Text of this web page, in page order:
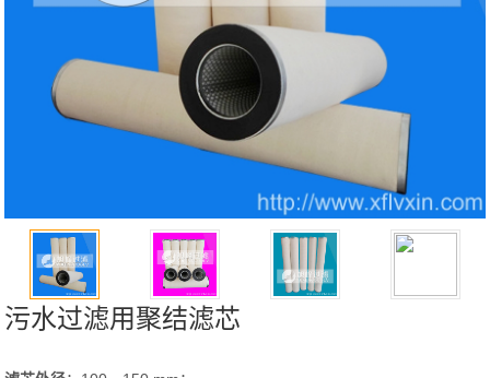
污水过滤用聚结滤芯